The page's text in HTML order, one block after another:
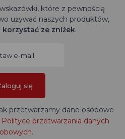
które z pewnością
używać naszych produktów,
korzystać ze zniżek.
się
przetwarzamy dane osobowe
Polityce przetwarzania danych
.